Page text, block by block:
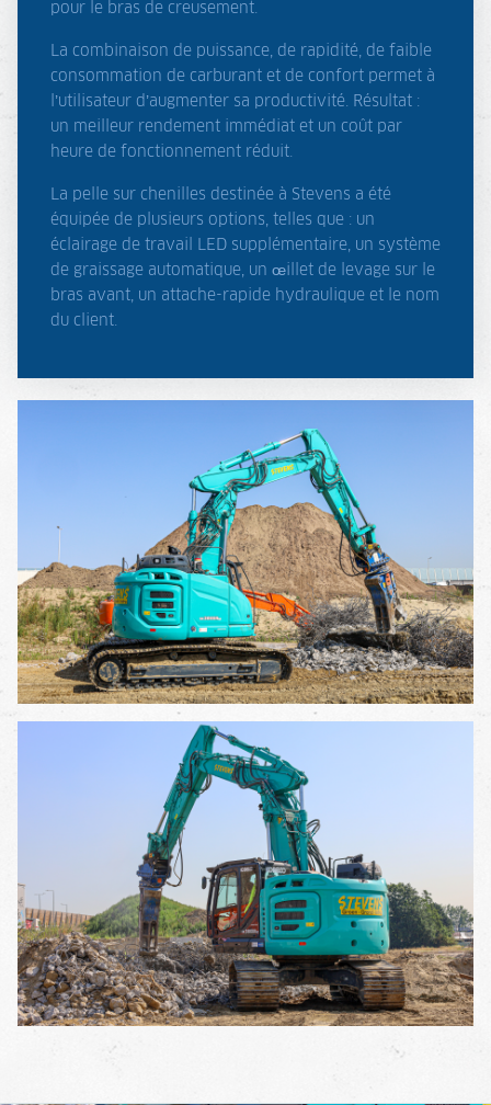
pour le bras de creusement.
La combinaison de puissance, de rapidité, de faible
consommation de carburant et de confort permet à
l’utilisateur d’augmenter sa productivité. Résultat :
un meilleur rendement immédiat et un coût par
heure de fonctionnement réduit.
La pelle sur chenilles destinée à Stevens a été
équipée de plusieurs options, telles que : un
éclairage de travail LED supplémentaire, un système
de graissage automatique, un œillet de levage sur le
bras avant, un attache-rapide hydraulique et le nom
du client.